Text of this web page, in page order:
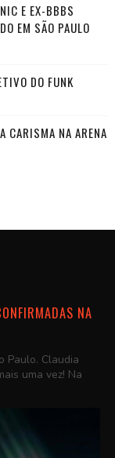
E EX-BBBS
EM SÃO PAULO
DO FUNK
CARISMA NA ARENA
NA
Paulo. Claudia
uma vez! Na